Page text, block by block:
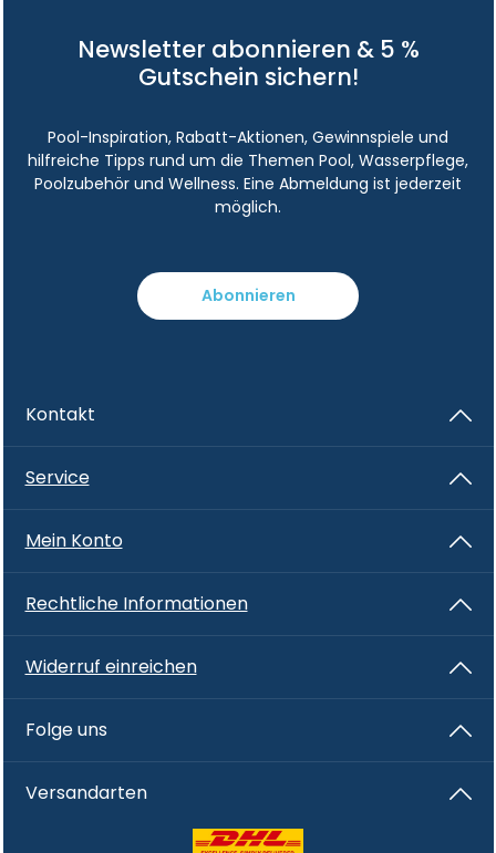
Newsletter abonnieren & 5 %
Gutschein sichern!
Pool-Inspiration, Rabatt-Aktionen, Gewinnspiele und
hilfreiche Tipps rund um die Themen Pool, Wasserpflege,
Poolzubehör und Wellness. Eine Abmeldung ist jederzeit
möglich.
Abonnieren
Kontakt
Service
Mein Konto
Rechtliche Informationen
Widerruf einreichen
Folge uns
Versandarten